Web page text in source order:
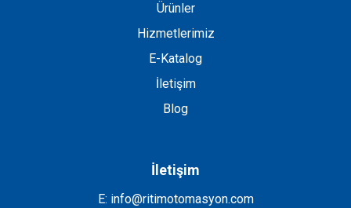
Ürünler
Hizmetlerimiz
E-Katalog
İletişim
Blog
İletişim
E: info@ritimotomasyon.com